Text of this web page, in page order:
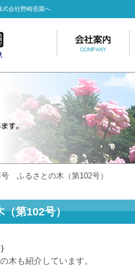
式会社野崎造園へ
ふるさとの木（第102号）
第102号）
木も紹介しています。